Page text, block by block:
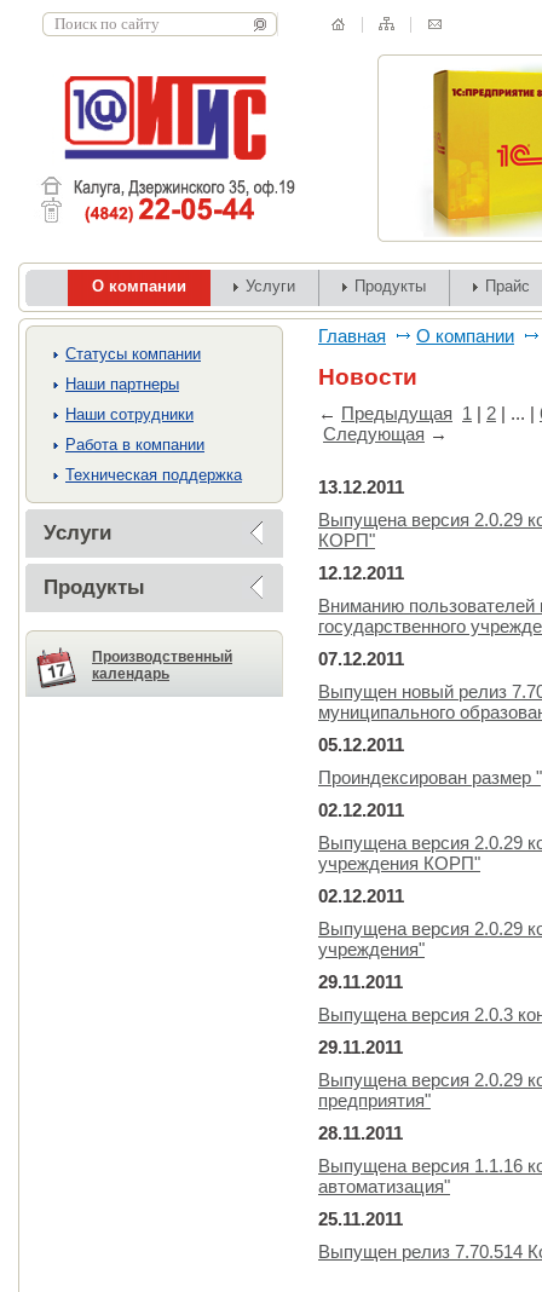
О компании Услуги Продукты Прайс
Cтатусы компании
Наши партнеры
Наши сотрудники
Работа в компании
Техническая поддержка
Услуги
Продукты
Производственный
календарь
Главная О компании
Новости
← Предыдущая 1 | 2 | ... |
Следующая →
13.12.2011
Выпущена версия 2.0.29
КОРП"
12.12.2011
Вниманию пользователей
государственного
07.12.2011
Выпущен новый релиз
муниципального
05.12.2011
Проиндексирован размер
02.12.2011
Выпущена версия 2.0.29
учреждения КОРП"
02.12.2011
Выпущена версия 2.0.29
учреждения"
29.11.2011
Выпущена версия 2.0.3
29.11.2011
Выпущена версия 2.0.29
предприятия"
28.11.2011
Выпущена версия 1.1.16
автоматизация"
25.11.2011
Выпущен релиз 7.70.514